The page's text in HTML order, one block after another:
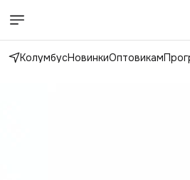
КолумбусНовинкиОптовикам